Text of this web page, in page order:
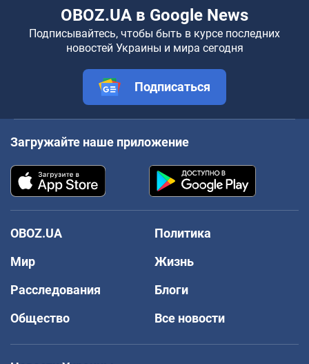
OBOZ.UA в Google News
Подписывайтесь, чтобы быть в курсе последних
новостей Украины и мира сегодня
Подписаться
Загружайте наше приложение
OBOZ.UA
Политика
Мир
Жизнь
Расследования
Блоги
Общество
Все новости